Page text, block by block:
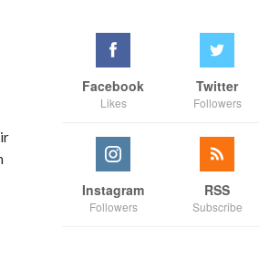
Facebook
Likes
Twitter
Followers
Instagram
Followers
RSS
Subscribe